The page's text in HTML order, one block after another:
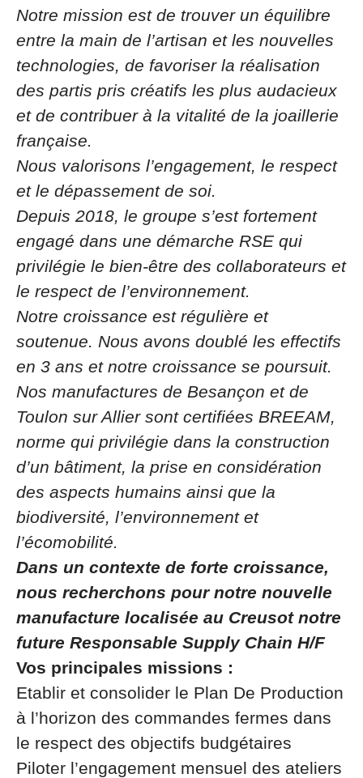
Notre mission est de trouver un équilibre
entre la main de l’artisan et les nouvelles
technologies, de favoriser la réalisation
des partis pris créatifs les plus audacieux
et de contribuer à la vitalité de la joaillerie
française.
Nous valorisons l’engagement, le respect
et le dépassement de soi.
Depuis 2018, le groupe s’est fortement
engagé dans une démarche RSE qui
privilégie le bien-être des collaborateurs et
le respect de l’environnement.
Notre croissance est régulière et
soutenue. Nous avons doublé les effectifs
en 3 ans et notre croissance se poursuit.
Nos manufactures de Besançon et de
Toulon sur Allier sont certifiées BREEAM,
norme qui privilégie dans la construction
d’un bâtiment, la prise en considération
des aspects humains ainsi que la
biodiversité, l’environnement et
l’écomobilité.
Dans un contexte de forte croissance,
nous recherchons pour notre nouvelle
manufacture localisée au Creusot notre
future Responsable Supply Chain H/F
Vos principales missions :
Etablir et consolider le Plan De Production
à l’horizon des commandes fermes dans
le respect des objectifs budgétaires
Piloter l’engagement mensuel des ateliers